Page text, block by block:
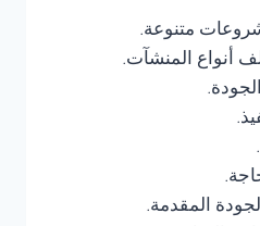
متنوعة.
أنواع المنشآت.
المقدمة.